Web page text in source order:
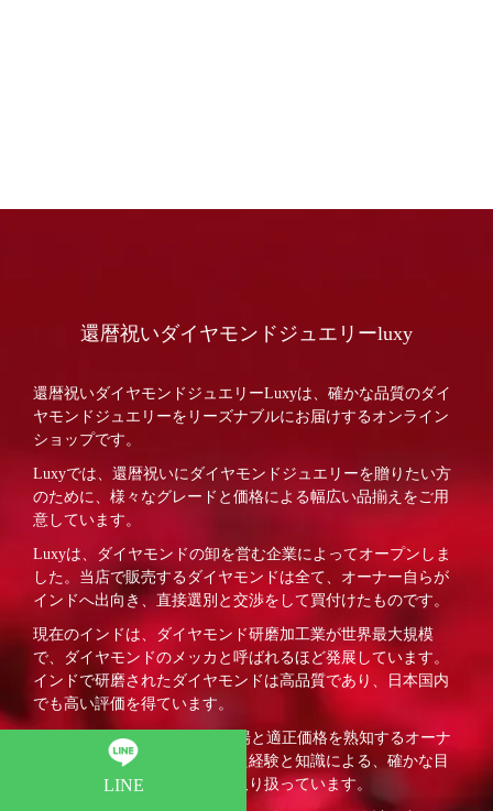
還暦祝いダイヤモンドジュエリーluxy
還暦祝いダイヤモンドジュエリーLuxyは、確かな品質のダイ
ヤモンドジュエリーをリーズナブルにお届けするオンライン
ショップです。
Luxyでは、還暦祝いにダイヤモンドジュエリーを贈りたい方
のために、様々なグレードと価格による幅広い品揃えをご用
意しています。
Luxyは、ダイヤモンドの卸を営む企業によってオープンしま
した。当店で販売するダイヤモンドは全て、オーナー自らが
インドへ出向き、直接選別と交渉をして買付けたものです。
現在のインドは、ダイヤモンド研磨加工業が世界最大規模
で、ダイヤモンドのメッカと呼ばれるほど発展しています。
インドで研磨されたダイヤモンドは高品質であり、日本国内
でも高い評価を得ています。
Luxyでは、ダイヤモンドの相場と適正価格を熟知するオーナ
ーが、卸業者として培ってきた経験と知識による、確かな目
で買い付けたダイヤモンドを取り扱っています。
LINE